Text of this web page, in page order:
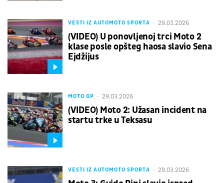
VESTI IZ AUTOMOTO SPORTA 29.03.2026
(VIDEO) U ponovljenoj trci Moto 2
klase posle opšteg haosa slavio Sena
Ejdžijus
MOTO GP 29.03.2026
(VIDEO) Moto 2: Užasan incident na
startu trke u Teksasu
VESTI IZ AUTOMOTO SPORTA 29.03.2026